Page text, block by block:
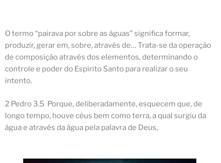
O termo “pairava por sobre as águas” significa formar,
produzir, gerar em, sobre, através de… Trata-se da operação
de composição através dos elementos, determinando o
controle e poderdo Espírito Santo para realizar o seu
intento.
2 Pedro 3.5 Porque, deliberadamente, esquecem que, de
longo tempo, houve céus bem como terra, a qual surgiu da
água e através da água pela palavra de Deus,